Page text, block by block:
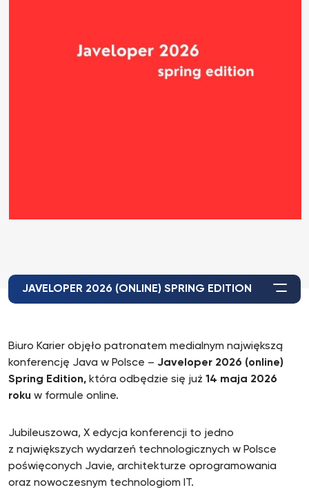
JAVELOPER 2026 (ONLINE) SPRING EDITION
Biuro Karier objęło patronatem medialnym największą
konferencję Java w Polsce – Javeloper 2026 (online)
Spring Edition, która odbędzie się już 14 maja 2026
roku w formule online.
Jubileuszowa, X edycja konferencji to jedno
z największych wydarzeń technologicznych w Polsce
poświęconych Javie, architekturze oprogramowania
oraz nowoczesnym technologiom IT.